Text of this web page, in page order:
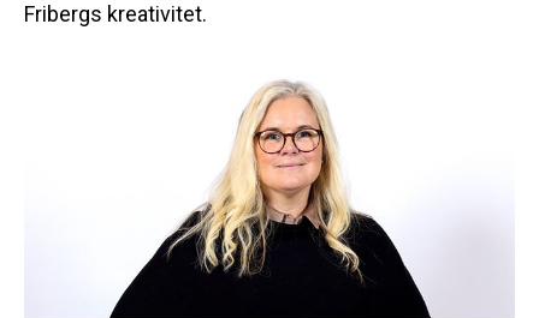
Fribergs kreativitet.